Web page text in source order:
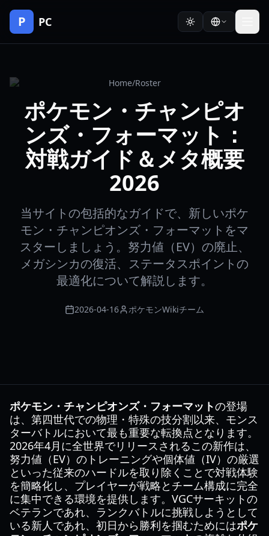
P PC
Home/Roster
ポケモン・チャンピオ
ンズ・フォーマット：
対戦ガイド＆メタ概要
2026
当サイトの包括的なガイドで、新しいポケ
モン・チャンピオンズ・フォーマットをマ
スターしましょう。努力値（EV）の廃止、
メガシンカの復活、ステータスポイントの
最適化について解説します。
2026-04-16 ポケモンWikiチーム
ポケモン・チャンピオンズ・フォーマットの登場
は、第四世代での物理・特殊の技分割以来、モンス
ターバトルにおいて最も重要な転換点となります。
2026年4月に全世界でリリースされるこの新作は、
努力値（EV）のトレーニングや個体値（IV）の厳選
といった従来のハードルを取り除くことで対戦体験
を簡略化し、プレイヤーが戦略とチーム構成に完全
に集中できる環境を提供します。VGCサーキットの
ベテランであれ、ランクバトルに挑戦しようとして
いる新人であれ、初日から勝利を掴むためにはポケ